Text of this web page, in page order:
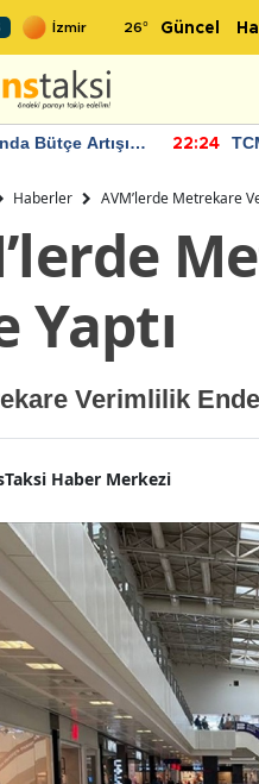
26° Güncel
Bütçe Artışı
22:24
Haberler AVM’lerde Metrekare
Yaptı
Verimlilik
Haber Merkezi